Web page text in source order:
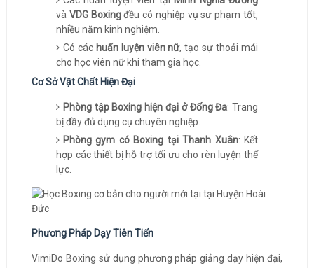
và VDG Boxingđều có nghiệp vụ sư phạm tốt,
nhiều năm kinh nghiệm.
Có các huấn luyện viên nữ, tạo sự thoải mái
cho học viên nữ khi tham gia học.
Cơ Sở Vật Chất Hiện Đại
Phòng tập Boxing hiện đại ở Đống Đa: Trang
bị đầy đủ dụng cụ chuyên nghiệp.
Phòng gym có Boxing tại Thanh Xuân: Kết
hợp các thiết bị hỗ trợ tối ưu cho rèn luyện thể
lực.
Phương Pháp Dạy Tiên Tiến
VimiDo Boxing sử dụng phương pháp giảng dạy hiện đại,